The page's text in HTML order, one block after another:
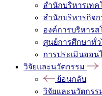
สำนักบริหารเท
สำนักบริหารกิจ
องค์การบริหาร
ศูนย์การศึกษาทั่ว
การประเมินออน
วิจัยและนวัตกรรม
ย้อนกลับ
วิจัยและนวัตกรร